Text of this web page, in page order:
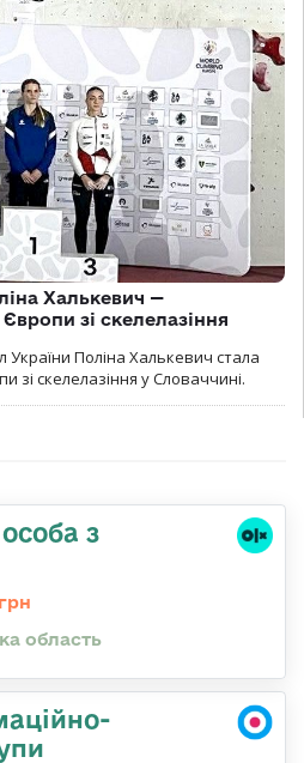
Халькевич —
зі скелелазіння
Поліна Халькевич стала
скелелазіння у Словаччині.
з
область